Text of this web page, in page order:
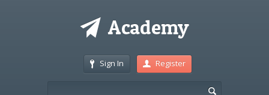
Sign In Register